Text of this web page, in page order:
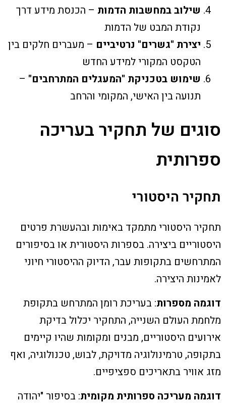
שילוב במחשבות הדמות – הכנסת מידע דרך
נקודת המבט של הדמות
יצירת "גשרים" נרטיביים – מעברים חלקים בין
הטקסט המקורי למידע החדש
שימוש בטכניקת "המעגלים המתרחבים" –
תנועה בין האישי, המקומי והרחב
סוגים של תחקיר בעריכה
ספרותית
תחקיר היסטורי
תחקיר היסטורי מתמקד באימות ובהעשרת פרטים
היסטוריים ביצירה. בספרות היסטורית או בסיפורים
המתרחשים בתקופות עבר, הדיוק ההיסטורי חיוני
לאמינות היצירה.
דוגמה מספרות: בעריכת רומן המתרחש בתקופת
מלחמת העולם השנייה, התחקיר יכלול בדיקת
אירועים היסטוריים, מבנים ומקומות שהיו קיימים
בתקופה, טרמינולוגיה מדויקת, לבוש, טכנולוגיה, ואף
מזג אוויר בתאריכים ספציפיים.
דוגמה מעריכה ספרותית מקומית: בסיפור "יהודה